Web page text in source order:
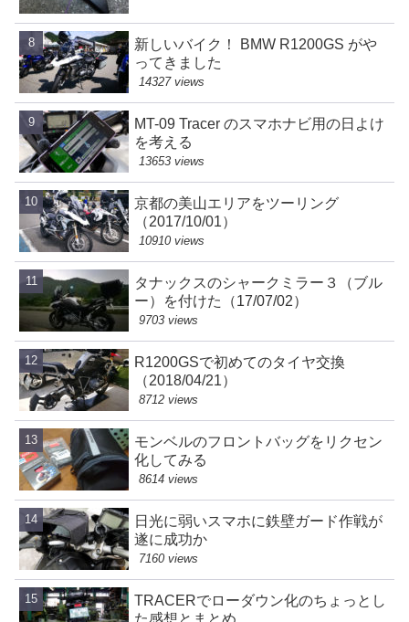
新しいバイク！ BMW R1200GS がや
ってきました
14327 views
MT-09 Tracer のスマホナビ用の日よけ
を考える
13653 views
京都の美山エリアをツーリング
（2017/10/01）
10910 views
タナックスのシャークミラー３（ブル
ー）を付けた（17/07/02）
9703 views
R1200GSで初めてのタイヤ交換
（2018/04/21）
8712 views
モンベルのフロントバッグをリクセン
化してみる
8614 views
日光に弱いスマホに鉄壁ガード作戦が
遂に成功か
7160 views
TRACERでローダウン化のちょっとし
た感想とまとめ